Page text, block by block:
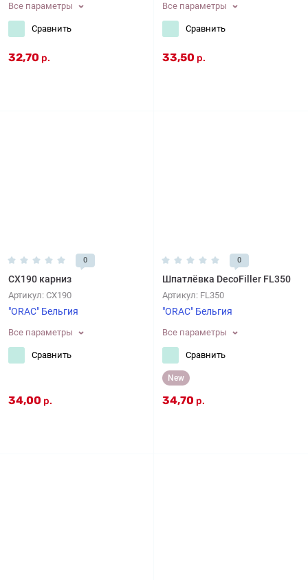
Все параметры
Сравнить
32,70 р.
Все параметры
Сравнить
33,50 р.
0
CX190 карниз
Артикул: CX190
"ORAC" Бельгия
Все параметры
Сравнить
34,00 р.
0
Шпатлёвка DecoFiller FL350
Артикул: FL350
"ORAC" Бельгия
Все параметры
Сравнить
New
34,70 р.